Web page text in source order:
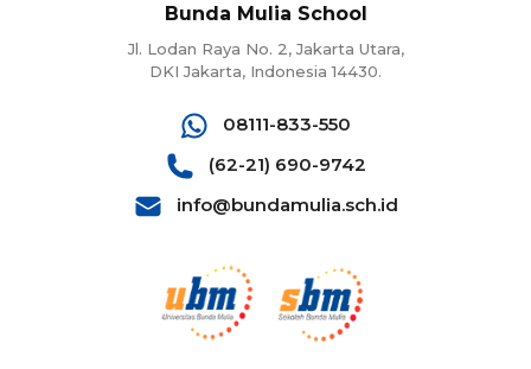
Bunda Mulia School
Jl. Lodan Raya No. 2, Jakarta Utara,
DKI Jakarta, Indonesia 14430.
08111-833-550
(62-21) 690-9742
info@bundamulia.sch.id